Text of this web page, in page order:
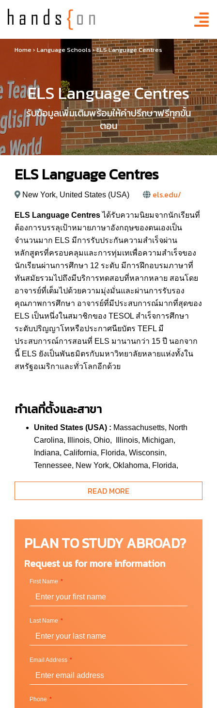
Home› Language Schools›ELS Language Centres
ELS Language Centres
รับข้อมูลเพิ่มเติมพร้อมให้คำปรึกษาฟรีทุกขั้น
ตอน
ELS Language Centres
New York, United States (USA) els.edu/
ELS Language Centresได้รับความนิยมจากนักเรียนที่
ต้องการบรรลุเป้าหมายภาษาอังกฤษของตนเองเป็น
จำนวนมาก ELS มีการรับประกันความสำเร็จผ่าน
หลักสูตรที่ครอบคลุมและการทุ่มเทเพื่อความสำเร็จของ
นักเรียนผ่านการศึกษา 12 ระดับ มีการฝึกอบรมภาษาที่
ทันสมัยรวมไปถึงมีบริการทดสอบที่หลากหลาย สอนโดย
อาจารย์ที่เต็มไปด้วยความมุ่งมั่นและผ่านการรับรอง
คุณภาพการศึกษา อาจารย์ที่มีประสบการณ์มากที่สุดของ
ELS เป็นหนึ่งในสมาชิกของ TESOL สำเร็จการศึกษา
ระดับปริญญาโทหรือประกาศนียบัตร TEFL มี
ประสบการณ์การสอนที่ ELS มานานกว่า 15 ปี นอกจาก
นี้ ELS ยังเป็นพันธมิตรกับมหาวิทยาลัยหลายแห่งทั้งใน
สหรัฐอเมริกาและทั่วโลกอีกด้วย
ทำเลที่ตั้งและสาขา
United States (USA) : Massachusetts, North
Carolina, Illinois, Ohio, Illinois, Michigan,
Indiana, California, Florida, Wisconsin,
Tennessee, New York, Oklahoma, Florida,
California, Missouri, Minnesota, Florida, New
Malaysia :Selangon
Saudi Arabia : Jeddah, Riyadh
Turkey :
หลักสูตรที่เปิดสอน
ภาษาอังกฤษแบบเข้มข้น – สหรัฐอเมริกา
READ MORE
PLAN TO STUDY ABROAD?
Request us for more information
First Name
Last Name
Email Address
Phone